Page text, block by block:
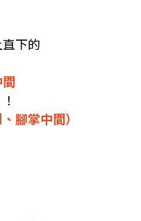
下的
腳掌中間）